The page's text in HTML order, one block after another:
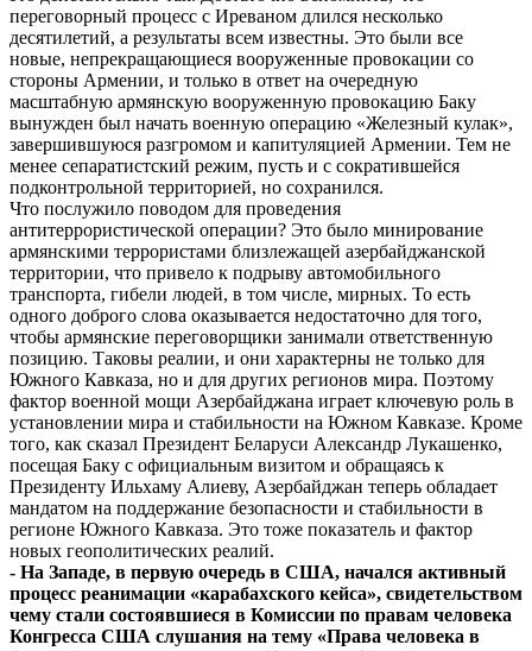
переговорный процесс с Иреваном длился несколько
десятилетий, а результаты всем известны. Это были все
новые, непрекращающиеся вооруженные провокации со
стороны Армении, и только в ответ на очередную
масштабную армянскую вооруженную провокацию Баку
вынужден был начать военную операцию «Железный кулак»,
завершившуюся разгромом и капитуляцией Армении. Тем не
менее сепаратистский режим, пусть и с сократившейся
подконтрольной территорией, но сохранился.
Что послужило поводом для проведения
антитеррористической операции? Это было минирование
армянскими террористами близлежащей азербайджанской
территории, что привело к подрыву автомобильного
транспорта, гибели людей, в том числе, мирных. То есть
одного доброго слова оказывается недостаточно для того,
чтобы армянские переговорщики занимали ответственную
позицию. Таковы реалии, и они характерны не только для
Южного Кавказа, но и для других регионов мира. Поэтому
фактор военной мощи Азербайджана играет ключевую роль в
установлении мира и стабильности на Южном Кавказе. Кроме
того, как сказал Президент Беларуси Александр Лукашенко,
посещая Баку с официальным визитом и обращаясь к
Президенту Ильхаму Алиеву, Азербайджан теперь обладает
мандатом на поддержание безопасности и стабильности в
регионе Южного Кавказа. Это тоже показатель и фактор
новых геополитических реалий.
- На Западе, в первую очередь в США, начался активный
процесс реанимации «карабахского кейса», свидетельством
чему стали состоявшиеся в Комиссии по правам человека
Конгресса США слушания на тему «Права человека в